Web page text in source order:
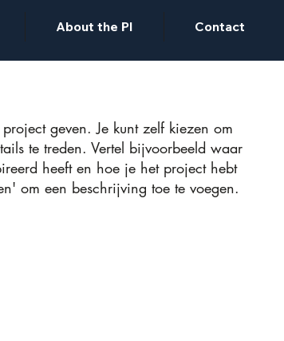
About the PI Contact
geven. Je kunt zelf kiezen om
te treden. Vertel bijvoorbeeld waar
heeft en hoe je het project hebt
om een beschrijving toe te voegen.